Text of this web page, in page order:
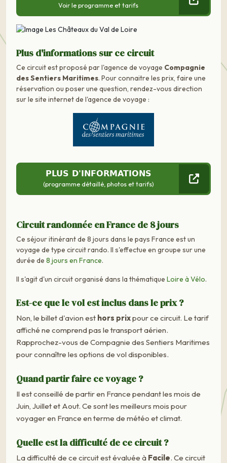
Voir le programme et tarifs
Plus d'informations sur ce circuit
Ce circuit est proposé par l'agence de voyage Compagnie
des Sentiers Maritimes. Pour connaitre les prix, faire une
réservation ou poser une question, rendez-vous direction
sur le site internet de l'agence de voyage :
PLUS D'INFORMATIONS
(programme détaillé, photos et tarifs)
Circuit randonnée en France de 8 jours
Ce séjour itinérant de 8 jours dans le pays France est un
voyage de type circuit rando. Il s'effectue en groupe sur une
durée de 8 jours en France.
Il s'agit d'un circuit organisé dans la thématique Loire à Vélo.
Est-ce que le vol est inclus dans le prix ?
Non, le billet d'avion est hors prixpour ce circuit. Le tarif
affiché ne comprend pas le transport aérien.
Rapprochez-vous de Compagnie des Sentiers Maritimes
pour connaître les options de vol disponibles.
Quand partir faire ce voyage ?
Il est conseillé de partir en France pendant les mois de
Juin, Juillet et Aout. Ce sont les meilleurs mois pour
voyager en France en terme de météo et climat.
Quelle est la difficulté de ce circuit ?
La difficulté de ce circuit est évaluée à Facile. Ce circuit